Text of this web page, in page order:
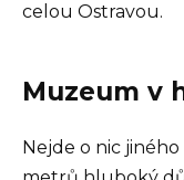
celou Ostravou.
Muzeum v
Nejde o nic